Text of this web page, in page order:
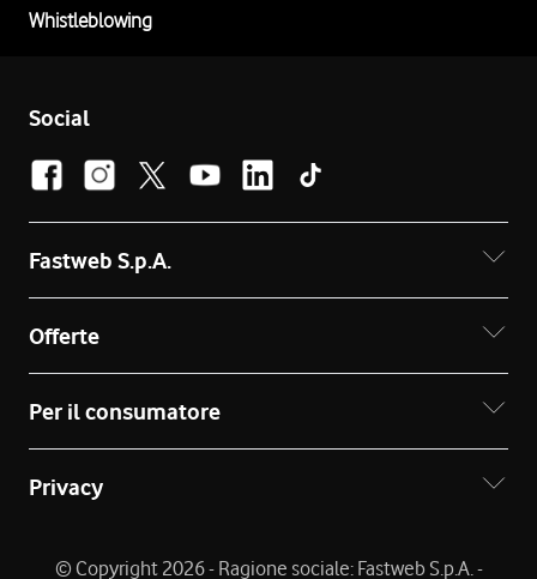
Whistleblowing
Social
Fastweb S.p.A.
Offerte
Per il consumatore
Privacy
© Copyright 2026 - Ragione sociale: Fastweb S.p.A. -